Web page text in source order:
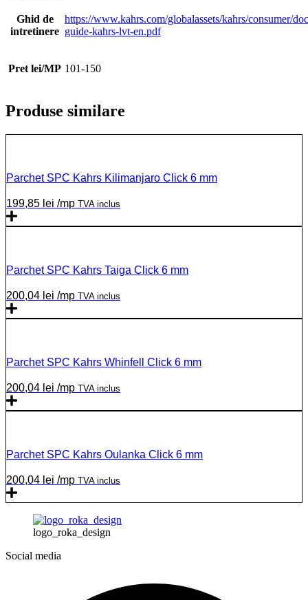
Ghid de
intretinere
https://www.kahrs.com/globalassets/kahrs/consumer/
guide-kahrs-lvt-en.pdf
Pret lei/MP 101-150
Produse similare
Parchet SPC Kahrs Kilimanjaro Click 6 mm
199,85 lei /mp TVA inclus
Parchet SPC Kahrs Taiga Click 6 mm
200,04 lei /mp TVA inclus
Parchet SPC Kahrs Whinfell Click 6 mm
200,04 lei /mp TVA inclus
Parchet SPC Kahrs Oulanka Click 6 mm
200,04 lei /mp TVA inclus
logo_roka_design
Social media